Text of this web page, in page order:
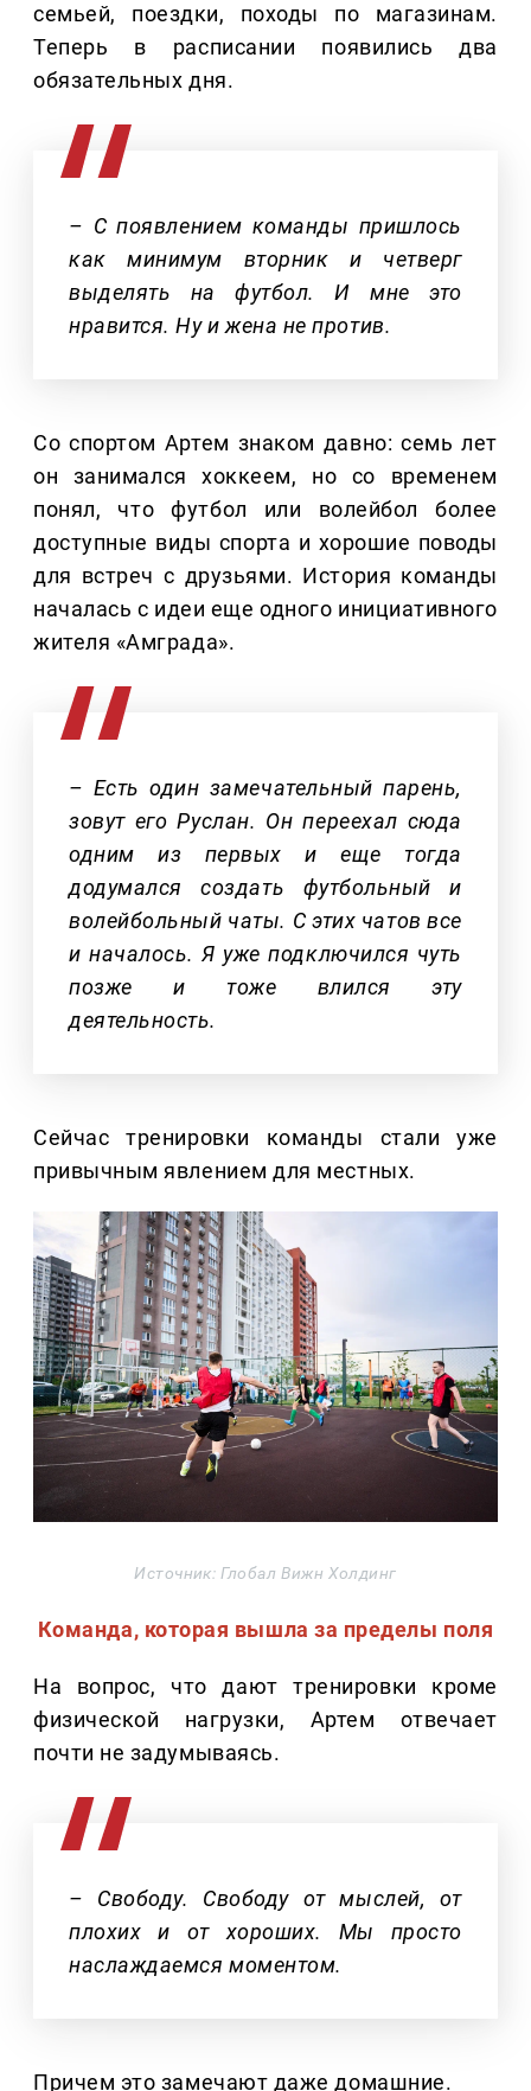
семьей, поездки, походы по магазинам.
Теперь в расписании появились два
обязательных дня.
– С появлением команды пришлось
как минимум вторник и четверг
выделять на футбол. И мне это
нравится. Ну и жена не против.
Со спортом Артем знаком давно: семь лет
он занимался хоккеем, но со временем
понял, что футбол или волейбол более
доступные виды спорта и хорошие поводы
для встреч с друзьями. История команды
началась с идеи еще одного инициативного
жителя «Амграда».
– Есть один замечательный парень,
зовут его Руслан. Он переехал сюда
одним из первых и еще тогда
додумался создать футбольный и
волейбольный чаты. С этих чатов все
и началось. Я уже подключился чуть
позже и тоже влился эту
деятельность.
Сейчас тренировки команды стали уже
привычным явлением для местных.
Источник: Глобал Вижн Холдинг
Команда, которая вышла за пределы поля
На вопрос, что дают тренировки кроме
физической нагрузки, Артем отвечает
почти не задумываясь.
– Свободу. Свободу от мыслей, от
плохих и от хороших. Мы просто
наслаждаемся моментом.
Причем это замечают даже домашние.